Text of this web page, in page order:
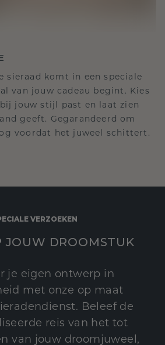
sieraad komt in een speciale
van jouw cadeau begint. Kies
jouw stijl past en laat zien
geeft. Gegarandeerd om
voordat het juweel schittert.
VERZOEKEN
JOUW DROOMSTUK
je eigen ontwerp in
met onze op maat
Beleef de
reis van het tot
van jouw droomjuweel,